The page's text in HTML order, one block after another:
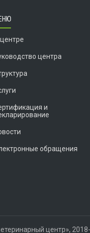
центра
и
обращения
центр»,